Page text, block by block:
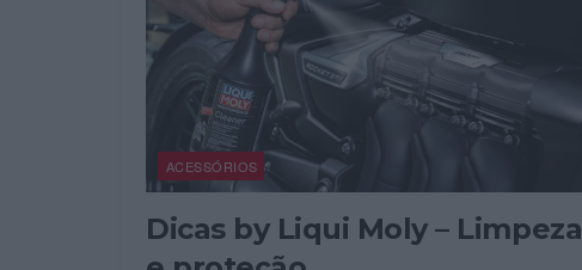
ACESSÓRIOS
Dicas by Liqui Moly – Limpeza